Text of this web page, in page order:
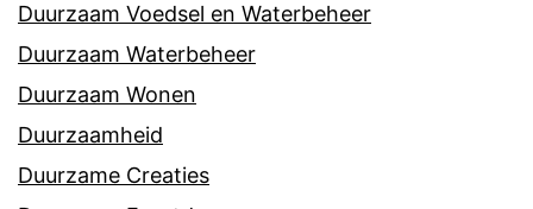
Duurzaam Voedsel en Waterbeheer
Duurzaam Waterbeheer
Duurzaam Wonen
Duurzaamheid
Duurzame Creaties